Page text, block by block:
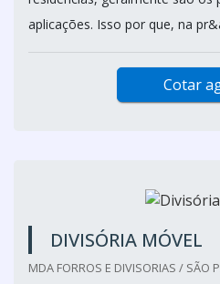
aplicações. Isso por que, na
Cotar
DIVISÓRIA MÓVEL
MDA FORROS E DIVISORIAS / SÃO